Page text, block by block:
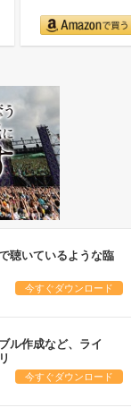
聴いているような臨
今すぐダウンロード
ル作成など、ライ
今すぐダウンロード